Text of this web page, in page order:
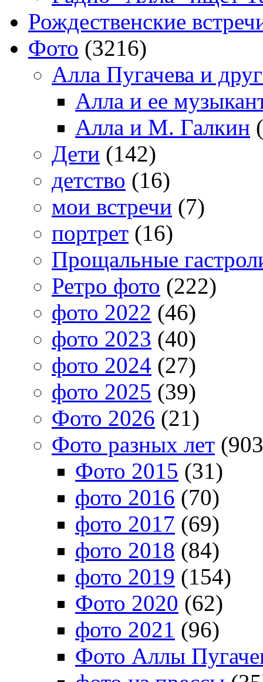
Рождественские
Фото (3216)
Алла Пугачева и
Алла и ее
Алла и М. Галкин
Дети (142)
детство (16)
мои встречи (7)
портрет (16)
Прощальные
Ретро фото (222)
фото 2022 (46)
фото 2023 (40)
фото 2024 (27)
фото 2025 (39)
Фото 2026 (21)
Фото разных лет
Фото 2015 (31)
фото 2016 (70)
фото 2017 (69)
фото 2018 (84)
фото 2019 (154)
Фото 2020 (62)
фото 2021 (96)
Фото Аллы